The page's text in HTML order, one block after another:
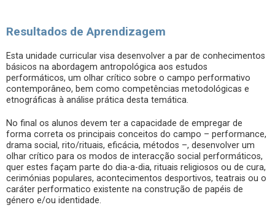
Resultados de Aprendizagem
Esta unidade curricular visa desenvolver a par de conhecimentos
básicos na abordagem antropológica aos estudos
performáticos, um olhar crítico sobre o campo performativo
contemporâneo, bem como competências metodológicas e
etnográficas à análise prática desta temática.
No final os alunos devem ter a capacidade de empregar de
forma correta os principais conceitos do campo – performance,
drama social, rito/rituais, eficácia, métodos –, desenvolver um
olhar crítico para os modos de interacção social performáticos,
quer estes façam parte do dia-a-dia, rituais religiosos ou de cura,
cerimónias populares, acontecimentos desportivos, teatrais ou o
caráter performatico existente na construção de papéis de
género e/ou identidade.